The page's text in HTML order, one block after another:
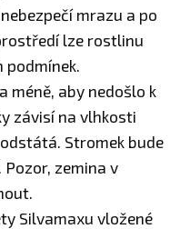
mrazu a po
lze rostlinu
podmínek.
méně, aby nedošlo k
závisí na vlhkosti
Stromek bude
zemina v
Silvamaxu vložené